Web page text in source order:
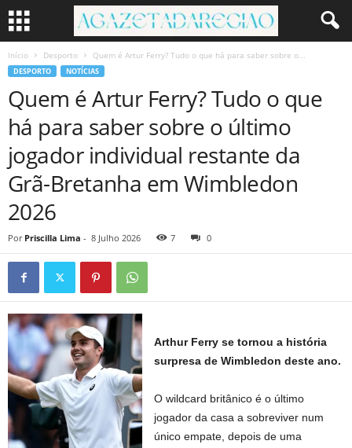
Início Desporto Quem é Artur Ferry? Tudo o que há para saber sobre o...
DESPORTO NOTÍCIAS
Quem é Artur Ferry? Tudo o que
há para saber sobre o último
jogador individual restante da
Grã-Bretanha em Wimbledon
2026
Por Priscilla Lima - 8 Julho 2026 7 0
Arthur Ferry se tornou a história
surpresa de Wimbledon deste ano.
O wildcard britânico é o último
jogador da casa a sobreviver num
único empate, depois de uma